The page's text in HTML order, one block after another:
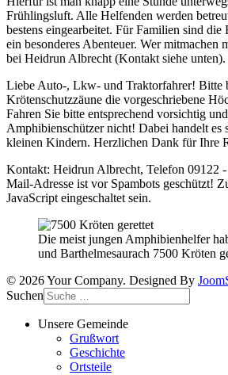
Frühlingsluft. Alle Helfenden werden
bestens eingearbeitet. Für Familien sind die
ein besonderes Abenteuer. Wer mitmachen
bei Heidrun Albrecht (Kontakt siehe unten).
Liebe Auto-, Lkw- und Traktorfahrer! Bitte
Krötenschutzzäune die vorgeschriebene
Fahren Sie bitte entsprechend vorsichtig
Amphibienschützer nicht! Dabei handelt
kleinen Kindern. Herzlichen Dank für Ihre
Kontakt: Heidrun Albrecht, Telefon 09122
Mail-Adresse ist vor Spambots geschützt!
JavaScript eingeschaltet sein.
Die meist jungen Amphibienhelfer
und Barthelmesaurach 7500 Kröten
© 2026 Your Company. Designed By
Suchen
Unsere Gemeinde
Grußwort
Geschichte
Ortsteile